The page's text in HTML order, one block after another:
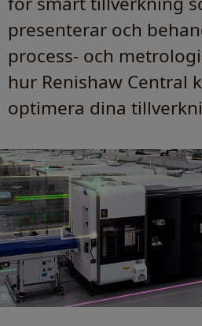
presenterar och
process- och
hur Renishaw Central
optimera dina